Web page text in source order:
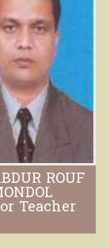
ROUF
Teacher